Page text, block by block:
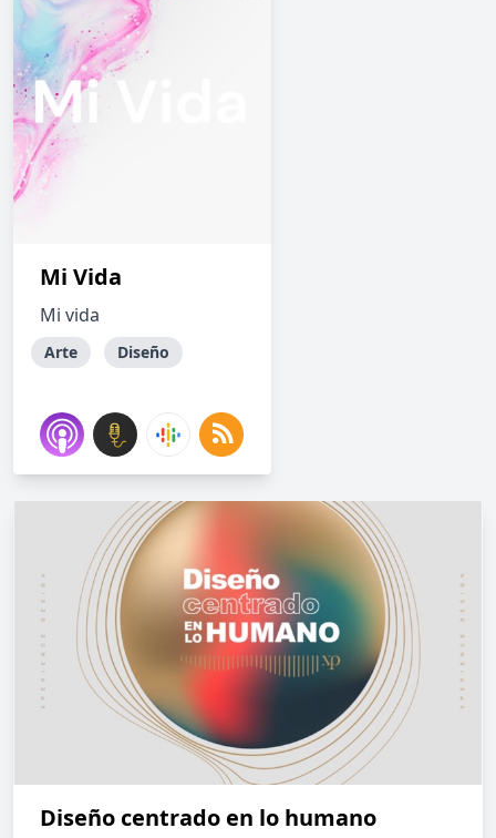
Mi Vida
Mi vida
Arte Diseño
Diseño centrado en lo humano